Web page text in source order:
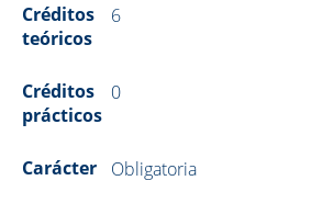
Créditos
teóricos
6
Créditos
prácticos
0
Carácter Obligatoria